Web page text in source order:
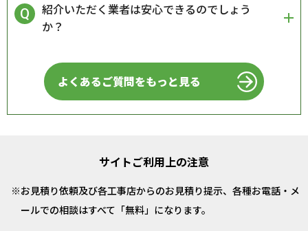
紹介いただく業者は安心できるのでしょう
か？
よくあるご質問をもっと見る
サイトご利用上の注意
お見積り依頼及び各工事店からのお見積り提示、各種お電話・メ
ールでの相談はすべて「無料」になります。